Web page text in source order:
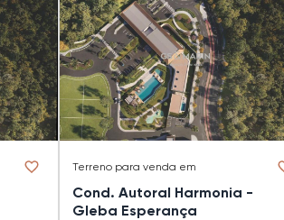
Terreno para venda em
Cond. Autoral Harmonia -
Gleba Esperança